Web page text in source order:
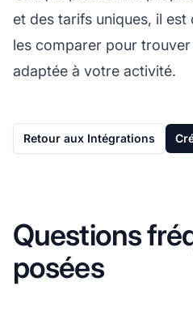
et des tarifs uniques, il
les comparer pour
adaptée à votre activité.
Retour aux Intégrations
Questions
posées